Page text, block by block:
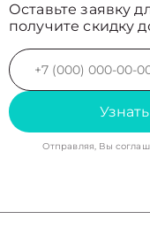
Оставьте заявку
получите скидку
Отправляя, Вы